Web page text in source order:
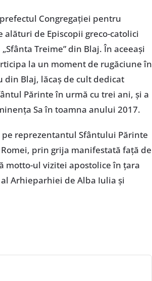
Congregației pentru
de Episcopii greco-catolici
Treime” din Blaj. În aceeași
la un moment de rugăciune în
din Blaj, lăcaș de cult dedicat
Părinte în urmă cu trei ani, și a
Sa în toamna anului 2017.
reprezentantul Sfântului Părinte
prin grija manifestată față de
motto-ul vizitei apostolice în țara
Arhieparhiei de Alba Iulia și